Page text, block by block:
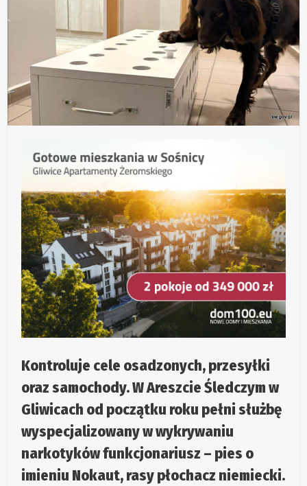
Kontroluje cele osadzonych, przesyłki
oraz samochody. W Areszcie Śledczym w
Gliwicach od początku roku pełni służbę
wyspecjalizowany w wykrywaniu
narkotyków funkcjonariusz – pies o
imieniu Nokaut, rasy płochacz niemiecki.